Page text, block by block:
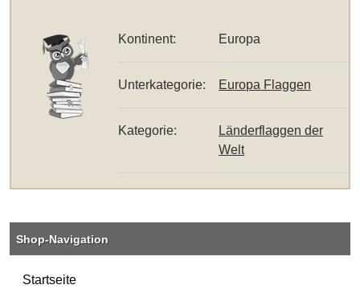
Kontinent: Europa
Unterkategorie: Europa Flaggen
Kategorie:
Länderflaggen der
Welt
Shop-Navigation
Startseite